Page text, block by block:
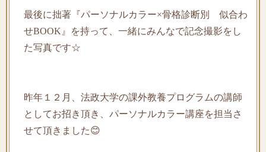
最後に拙著『パーソナルカラー×骨格診断別 似合わ
せBOOK』を持って、一緒にみんなで記念撮影をし
た写真です☆
昨年１２月、法政大学の課外教養プログラムの講師
としてお招き頂き、パーソナルカラー講座を担当さ
せて頂きました😊